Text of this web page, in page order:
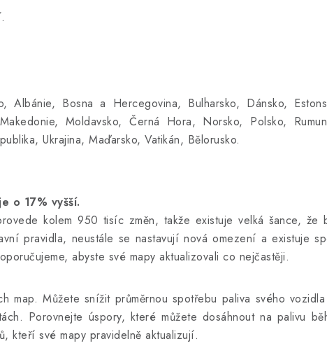
Albánie, Bosna a Hercegovina, Bulharsko, Dánsko,
Moldavsko, Černá Hora, Norsko, Polsko,
Ukrajina, Maďarsko, Vatikán, Bělorusko.
o 17% vyšší.
kolem 950 tisíc změn, takže existuje velká šance, že
pravidla, neustále se nastavují nová omezení a existuje
abyste své mapy aktualizovali co nejčastěji.
map. Můžete snížit průměrnou spotřebu paliva svého
Porovnejte úspory, které můžete dosáhnout na palivu
kteří své mapy pravidelně aktualizují.